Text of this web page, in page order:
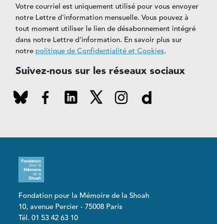
Votre courriel est uniquement utilisé pour vous envoyer
notre Lettre d'information mensuelle. Vous pouvez à
tout moment utiliser le lien de désabonnement intégré
dans notre Lettre d'information. En savoir plus sur
notre politique de Confidentialité et Cookies.
Suivez-nous sur les réseaux sociaux
Fondation pour la Mémoire de la Shoah
10, avenue Percier - 75008 Paris
Tél. 01 53 42 63 10